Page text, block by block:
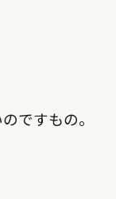
ですもの。